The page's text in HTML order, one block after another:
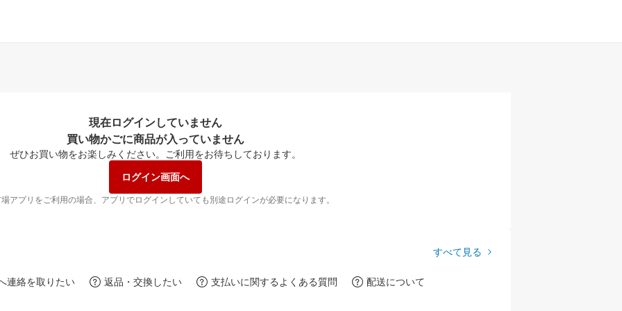
現在ログインしていません
買い物かごに商品が入っていません
ぜひお買い物をお楽しみください。 ご利用をお待ちしております。
ログイン画面へ
アプリをご利用の場合、アプリでログインしていても別途ログインが必要になります。
すべて見る
連絡を取りたい 返品・交換したい 支払いに関するよくある質問 配送について